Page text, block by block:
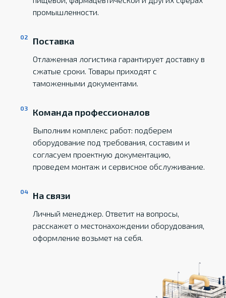
промышленности.
Поставка
Отлаженная логистика гарантирует доставку в
сжатые сроки. Товары приходят с
таможенными документами.
Команда профессионалов
Выполним комплекс работ: подберем
оборудование под требования, составим и
согласуем проектную документацию,
проведем монтаж и сервисное обслуживание.
На связи
Личный менеджер. Ответит на вопросы,
расскажет о местонахождении оборудования,
оформление возьмет на себя.